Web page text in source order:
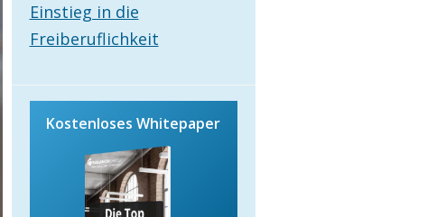
Einstieg in die
Freiberuflichkeit
Kostenloses Whitepaper